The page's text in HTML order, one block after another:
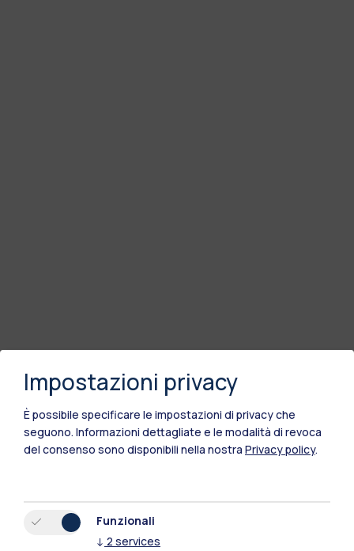
Impostazioni privacy
È possibile specificare le impostazioni di privacy che
seguono. Informazioni dettagliate e le modalità di revoca
del consenso sono disponibili nella nostra Privacy policy.
Funzionali
↓ 2 services